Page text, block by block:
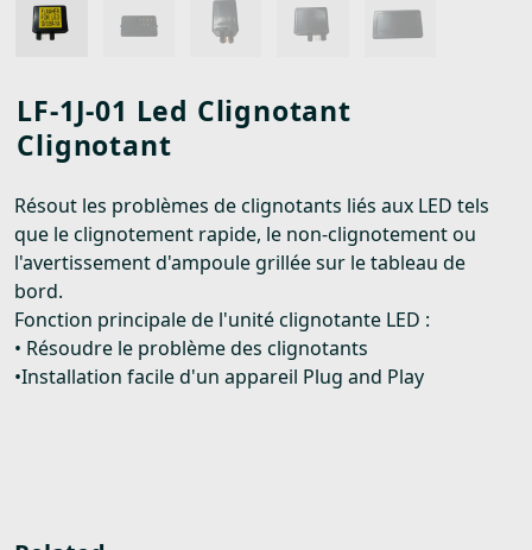
LF-1J-01 Led Clignotant
Clignotant
Résout les problèmes de clignotants liés aux LED tels
que le clignotement rapide, le non-clignotement ou
l'avertissement d'ampoule grillée sur le tableau de
bord.
Fonction principale de l'unité clignotante LED :
• Résoudre le problème des clignotants
•Installation facile d'un appareil Plug and Play